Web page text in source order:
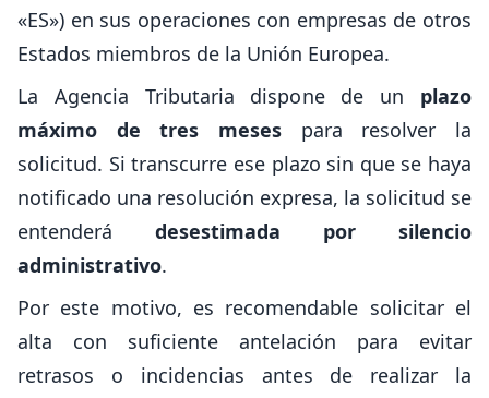
«ES») en sus operaciones con empresas de otros
Estados miembros de la Unión Europea.
La Agencia Tributaria dispone de un plazo
máximo de tres meses para resolver la
solicitud. Si transcurre ese plazo sin que se haya
notificado una resolución expresa, la solicitud se
entenderá desestimada por silencio
administrativo.
Por este motivo, es recomendable solicitar el
alta con suficiente antelación para evitar
retrasos o incidencias antes de realizar la